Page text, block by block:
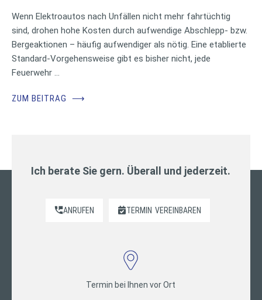
Wenn Elektroautos nach Unfällen nicht mehr fahrtüchtig
sind, drohen hohe Kosten durch aufwendige Abschlepp- bzw.
Bergeaktionen – häufig aufwendiger als nötig. Eine etablierte
Standard-Vorgehensweise gibt es bisher nicht, jede
Feuerwehr …
ZUM BEITRAG ⟶
Ich berate Sie gern. Überall und jederzeit.
ANRUFEN TERMIN VEREINBAREN
Termin bei Ihnen vor Ort